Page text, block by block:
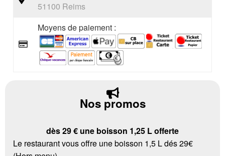
51100 Reims
Moyens de paiement :
Nos promos
dès 29 € une boisson 1,25 L offerte
Le restaurant vous offre une boisson 1,5 L dés 29€